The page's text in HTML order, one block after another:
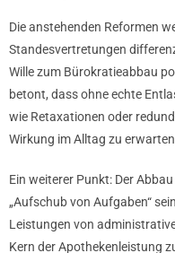
Die anstehenden Reformen
Standesvertretungen
Wille zum Bürokratieabbau
betont, dass ohne echte
wie Retaxationen oder
Wirkung im Alltag zu
Ein weiterer Punkt: Der
„Aufschub von Aufgaben“
Leistungen von
Kern der Apothekenleistung